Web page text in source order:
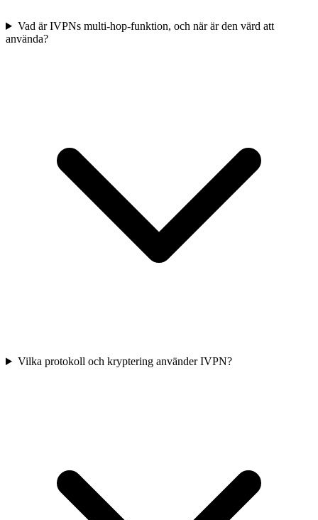
Vad är IVPNs multi-hop-funktion, och när är den värd att
använda?
Vilka protokoll och kryptering använder IVPN?